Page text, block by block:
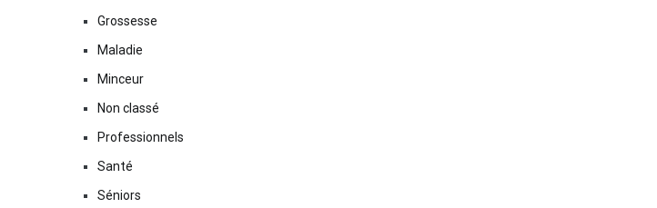
Grossesse
Maladie
Minceur
Non classé
Professionnels
Santé
Séniors